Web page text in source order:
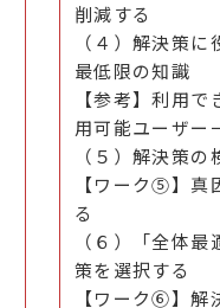
削減する
（４）解決策
最低限の知識
【参考】利用
用可能ユーザー
（５）解決策の
【ワーク⑤】真
る
（６）「全体
策を選択する
【ワーク⑥】解